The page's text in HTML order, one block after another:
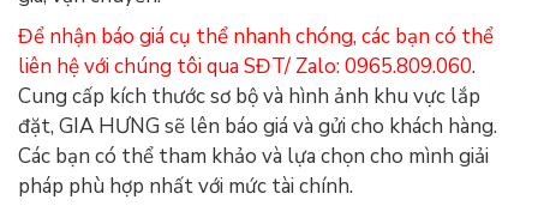
Để nhận báo giá cụ thể nhanh chóng, các bạn có thể
liên hệ với chúng tôi qua SĐT/ Zalo: 0965.809.060.
Cung cấp kích thước sơ bộ và hình ảnh khu vực lắp
đặt, GIA HƯNG sẽ lên báo giá và gửi cho khách hàng.
Các bạn có thể tham khảo và lựa chọn cho mình giải
pháp phù hợp nhất với mức tài chính.